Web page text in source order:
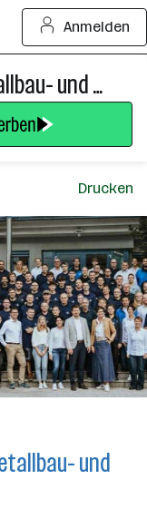
Anmelden
Lehrling Metalltechnik – Metallbau- und Blechtechnik (m/w/d)
Drucken
und